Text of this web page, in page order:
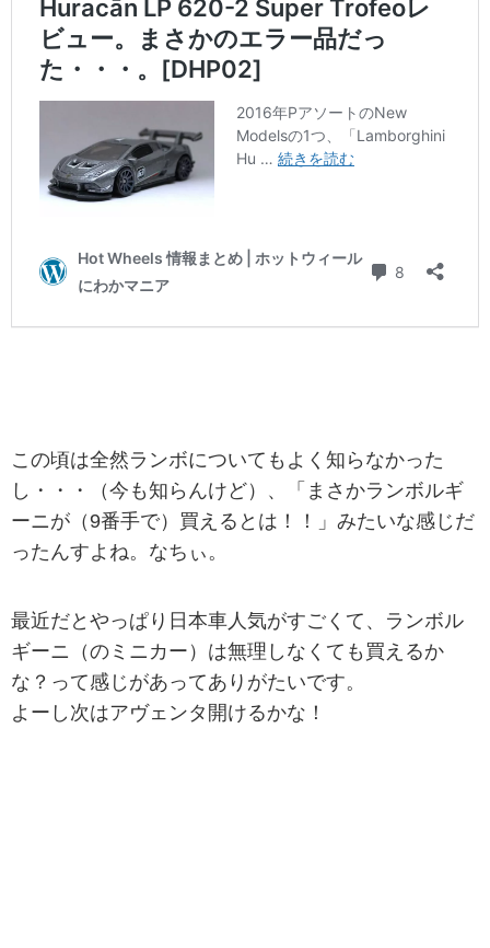
この頃は全然ランボについてもよく知らなかった
し・・・（今も知らんけど）、「まさかランボルギ
ーニが（9番手で）買えるとは！！」みたいな感じだ
ったんすよね。なちぃ。
最近だとやっぱり日本車人気がすごくて、ランボル
ギーニ（のミニカー）は無理しなくても買えるか
な？って感じがあってありがたいです。
よーし次はアヴェンタ開けるかな！